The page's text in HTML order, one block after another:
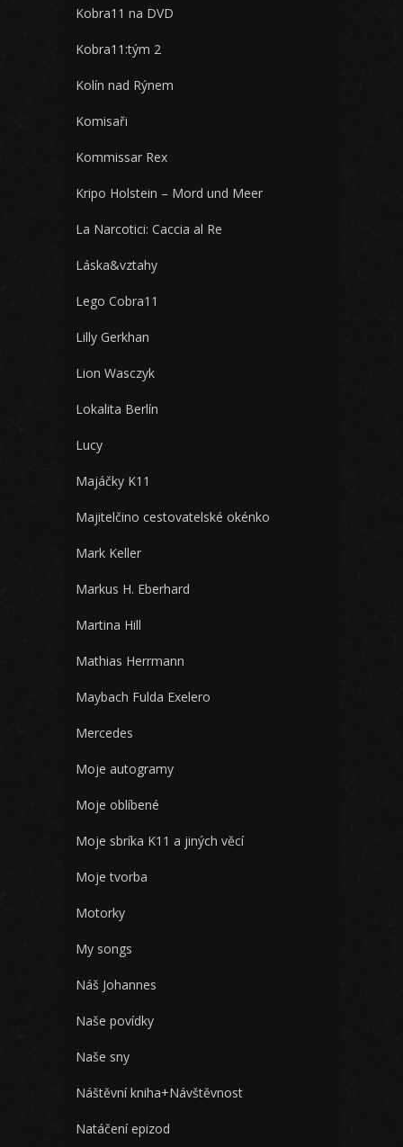
Kobra11 na DVD
Kobra11:tým 2
Kolín nad Rýnem
Komisaři
Kommissar Rex
Kripo Holstein – Mord und Meer
La Narcotici: Caccia al Re
Láska&vztahy
Lego Cobra11
Lilly Gerkhan
Lion Wasczyk
Lokalita Berlín
Lucy
Majáčky K11
Majitelčino cestovatelské okénko
Mark Keller
Markus H. Eberhard
Martina Hill
Mathias Herrmann
Maybach Fulda Exelero
Mercedes
Moje autogramy
Moje oblíbené
Moje sbríka K11 a jiných věcí
Moje tvorba
Motorky
My songs
Náš Johannes
Naše povídky
Naše sny
Náštěvní kniha+Návštěvnost
Natáčení epizod